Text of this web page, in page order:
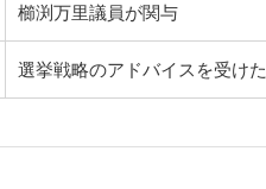
櫛渕万里議員が関与
選挙戦略のアドバイスを受けた